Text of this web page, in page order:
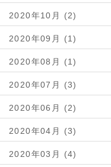
2020年10月 (2)
2020年09月 (1)
2020年08月 (1)
2020年07月 (3)
2020年06月 (2)
2020年04月 (3)
2020年03月 (4)